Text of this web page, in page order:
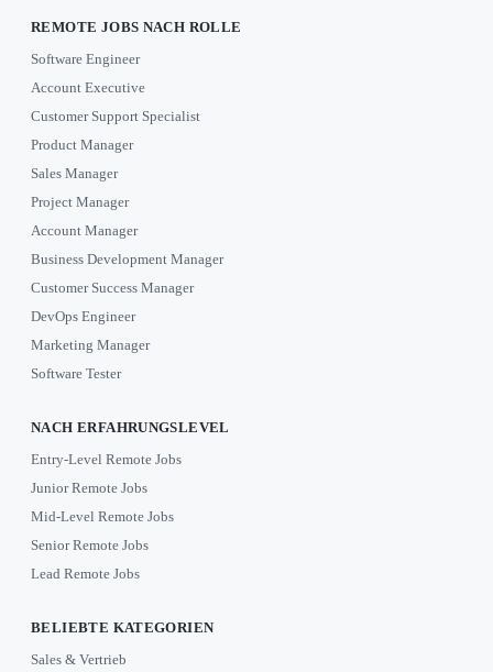
REMOTE JOBS NACH ROLLE
Software Engineer
Account Executive
Customer Support Specialist
Product Manager
Sales Manager
Project Manager
Account Manager
Business Development Manager
Customer Success Manager
DevOps Engineer
Marketing Manager
Software Tester
NACH ERFAHRUNGSLEVEL
Entry-Level Remote Jobs
Junior Remote Jobs
Mid-Level Remote Jobs
Senior Remote Jobs
Lead Remote Jobs
BELIEBTE KATEGORIEN
Sales & Vertrieb